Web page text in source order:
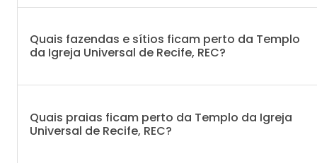
Quais fazendas e sítios ficam perto da Templo
da Igreja Universal de Recife, REC?
Quais praias ficam perto da Templo da Igreja
Universal de Recife, REC?